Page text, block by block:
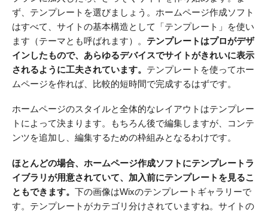
ず、テンプレートを選びましょう。ホームページ作成ソフト
はすべて、サイトの基本構造として「テンプレート」を使い
ます（テーマとも呼ばれます）。 テンプレートはプロがデザ
インしたもので、あらゆるデバイスでサイトがきれいに表示
されるように工夫されています。 テンプレートを使ってホー
ムページを作れば、比較的短時間で完成するはずです。
ホームページのスタイルと全体的なレイアウトはテンプレー
トによって決まります。もちろん後で編集しますが、コンテ
ンツを追加し、編集するための枠組みとなるわけです。
ほとんどの場合、ホームページ作成ソフトにテンプレートラ
イブラリが用意されていて、加入前にテンプレートを見るこ
ともできます。 下の画像はWixのテンプレートギャラリーで
す。テンプレートがカテゴリ分けされていますね。サイトの